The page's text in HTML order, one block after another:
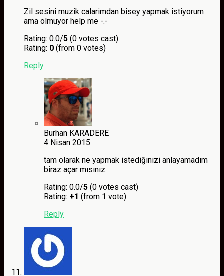
Zil sesini muzik calarimdan bisey yapmak istiyorum
ama olmuyor help me -.-
Rating: 0.0/5 (0 votes cast)
Rating: 0 (from 0 votes)
Reply
Burhan KARADERE
4 Nisan 2015
tam olarak ne yapmak istediğinizi anlayamadım
biraz açar mısınız.
Rating: 0.0/5 (0 votes cast)
Rating: +1 (from 1 vote)
Reply